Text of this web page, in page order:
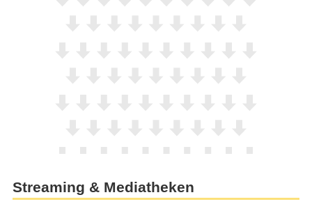
Streaming & Mediatheken